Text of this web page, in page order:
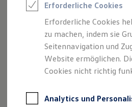
Saisonangebote
Leasing
Leasing-Angebote
Gebrauchtwagen
Junge
Elektroauto Leasing
Kleinwagen-Leasing
Leasing ohne
Autokredit mit
Versicherungen und
Eine Spur
neue
ID. Polo
Erforderliche Cookies
Erforderliche Cookies
zu machen, indem sie
Seitennavigation und
Website ermöglichen.
Cookies nicht richtig
Analytics und